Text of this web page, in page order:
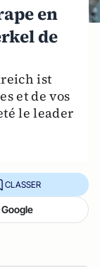
en
de
ist
et de vos
le leader
CLASSER